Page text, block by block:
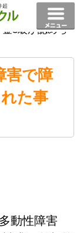
超
横浜 事例
金3級が認めら
害で障
た事
動性障害